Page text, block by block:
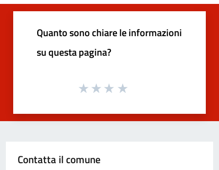
Quanto sono chiare le informazioni
su questa pagina?
Contatta il comune